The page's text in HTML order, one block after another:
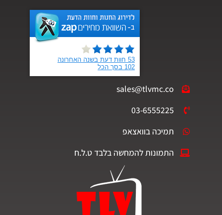
sales@tlvmc.co
03-6555225
תמיכה בוואצאפ
התמונות להמחשה בלבד ט.ל.ח